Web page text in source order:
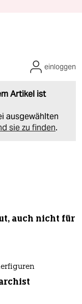
Artikel ist
ausgewählten
sie zu finden.
einloggen
auch nicht für